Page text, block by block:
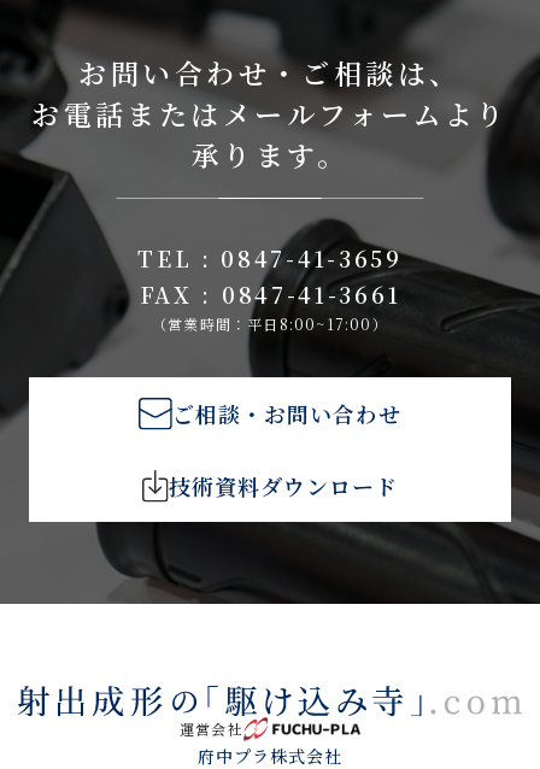
お問い合わせ・ご相談は、
お電話またはメールフォームより
承ります。
TEL : 0847-41-3659
FAX : 0847-41-3661
（営業時間：平日8:00~17:00）
ご相談・お問い合わせ
技術資料ダウンロード
運営会社
府中プラ株式会社